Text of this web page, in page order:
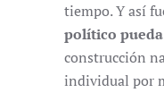
tiempo. Y así
político
construcción
individual por